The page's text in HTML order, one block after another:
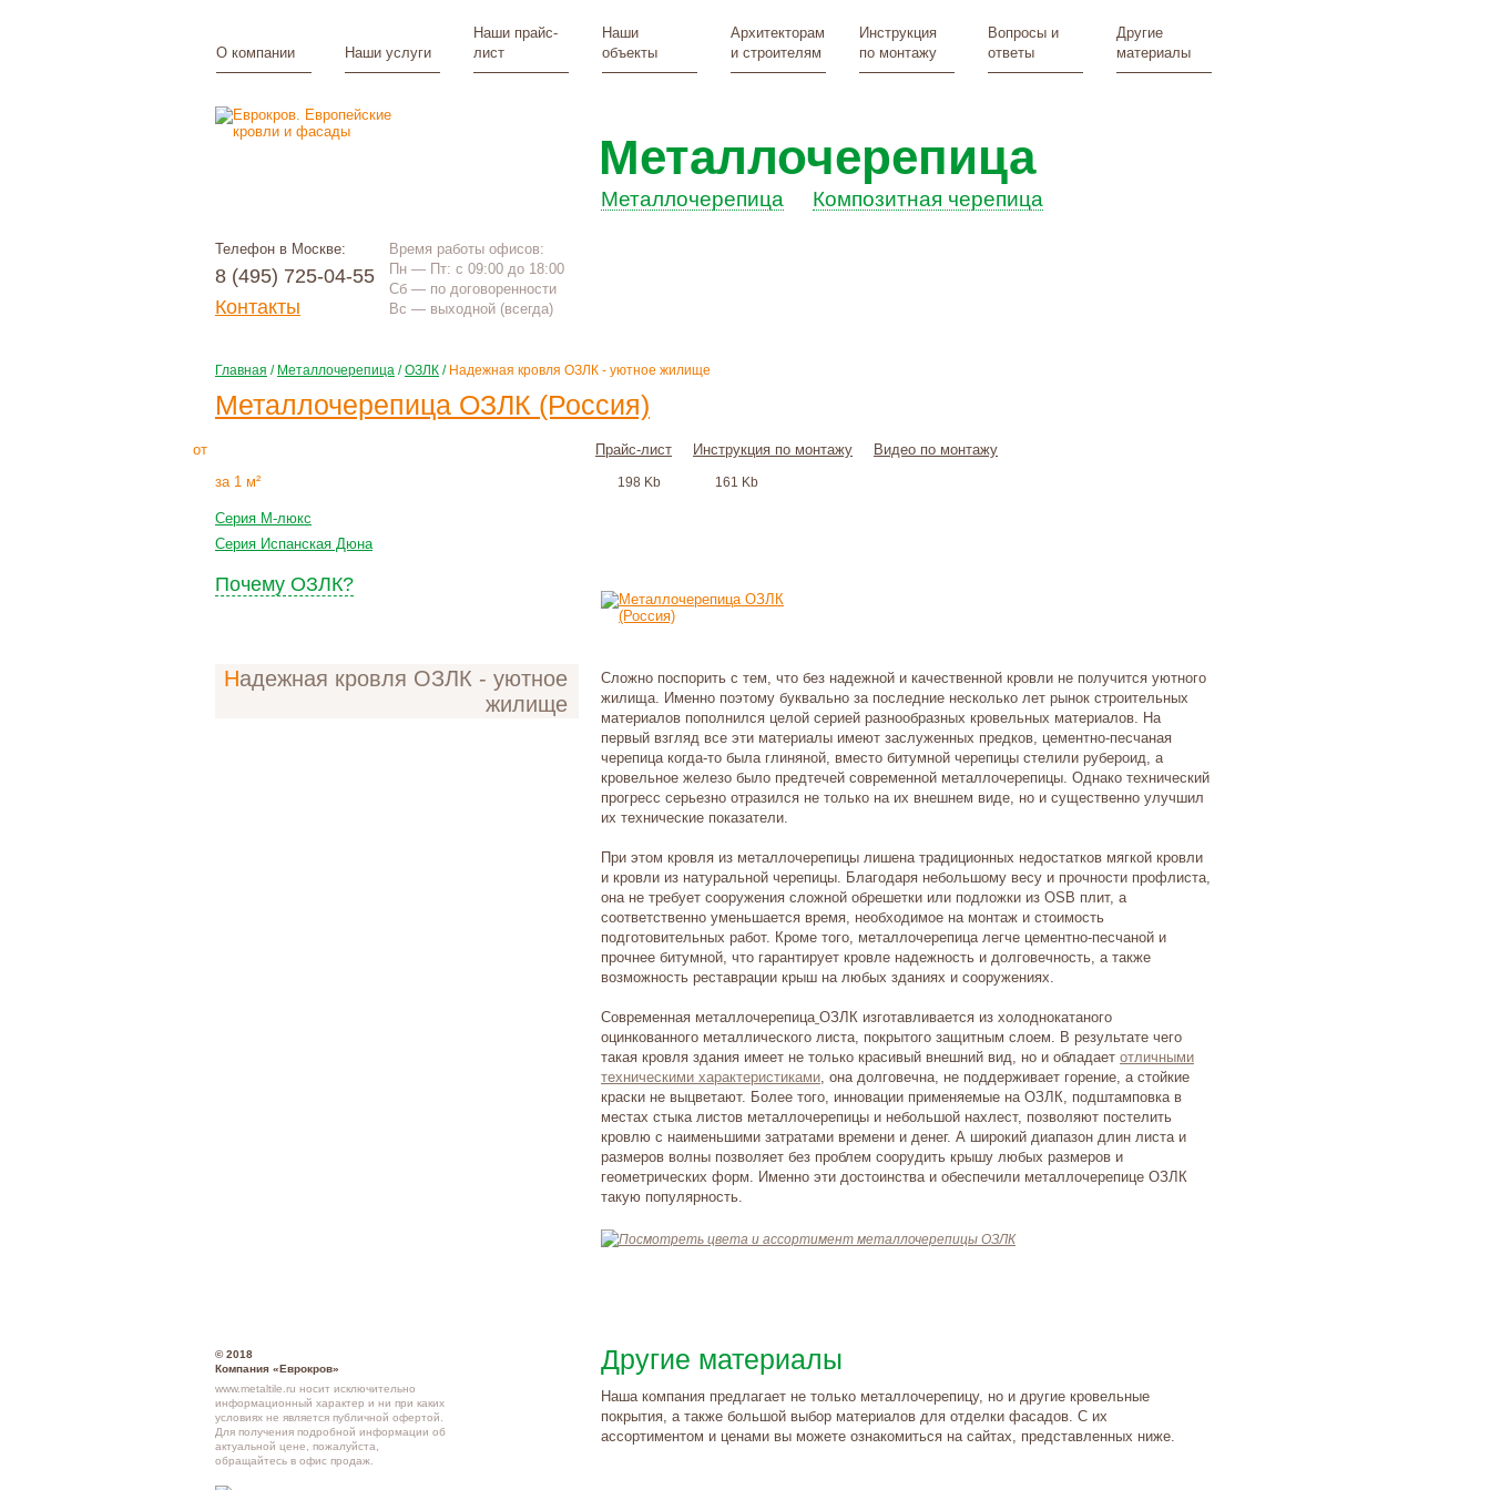
О компании Наши услуги
Наши прайс-
лист
Наши
объекты
Архитекторам
и строителям
Инструкция
по монтажу
Вопросы и
ответы
Другие
материалы
Телефон в Москве:
8 (495) 725-04-55
Контакты
Время работы офисов:
Пн — Пт: с 09:00 до 18:00
Сб — по договоренности
Вс — выходной (всегда)
Металлочерепица
Металлочерепица Композитная черепица
Главная / Металлочерепица /ОЗЛК / Надежная кровля ОЗЛК - уютное жилище
Металлочерепица ОЗЛК (Россия)
от
за 1 м²
Прайс-лист
198 Kb
Инструкция по монтажу
161 Kb
Видео по монтажу
Серия М-люкс
Серия Испанская Дюна
Почему ОЗЛК?
Надежная кровля ОЗЛК - уютное
жилище
Сложно поспорить с тем, что без надежной и качественной кровли не получится уютного
жилища. Именно поэтому буквально за последние несколько лет рынок строительных
материалов пополнился целой серией разнообразных кровельных материалов. На
первый взгляд все эти материалы имеют заслуженных предков, цементно-песчаная
черепица когда-то была глиняной, вместо битумной черепицы стелили рубероид, а
кровельное железо было предтечей современной металлочерепицы. Однако технический
прогресс серьезно отразился не только на их внешнем виде, но и существенно улучшил
их технические показатели.
При этом кровля из металлочерепицы лишена традиционных недостатков мягкой кровли
и кровли из натуральной черепицы. Благодаря небольшому весу и прочности профлиста,
она не требует сооружения сложной обрешетки или подложки из OSB плит, а
соответственно уменьшается время, необходимое на монтаж и стоимость
подготовительных работ. Кроме того, металлочерепицалегче цементно-песчаной и
прочнее битумной, что гарантирует кровле надежность и долговечность, а также
возможность реставрации крыш на любых зданиях и сооружениях.
Современная металлочерепица ОЗЛК изготавливается из холоднокатаного
оцинкованного металлического листа, покрытого защитным слоем. В результате чего
такая кровля здания имеет не только красивый внешний вид, но и обладает отличными
техническими характеристиками, она долговечна, не поддерживает горение, а стойкие
краски не выцветают. Более того, инновации применяемые на ОЗЛК, подштамповка в
местах стыка листов металлочерепицы и небольшой нахлест, позволяют постелить
кровлю с наименьшими затратами времени и денег. А широкий диапазон длин листа и
размеров волны позволяет без проблем соорудить крышу любых размеров и
геометрических форм. Именно эти достоинства и обеспечили металлочерепице ОЗЛК
такую популярность.
© 2018
Компания «Еврокров»
www.metaltile.ru носит исключительно
информационный характер и ни при каких
условиях не является публичной офертой.
Для получения подробной информации об
актуальной цене, пожалуйста,
обращайтесь в офис продаж.
Другие материалы
Наша компания предлагает не только металлочерепицу, но и другие кровельные
покрытия, а также большой выбор материалов для отделки фасадов. С их
ассортиментом и ценами вы можете ознакомиться на сайтах, представленных ниже.